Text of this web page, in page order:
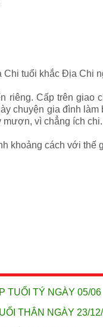
tuổi khắc Địa Chi
riêng. Cấp trên giao
chuyện gia đình
vì chẳng ích
khoảng cách với thế
TUỔI TÝ NGÀY 05/06
THÂN NGÀY 23/